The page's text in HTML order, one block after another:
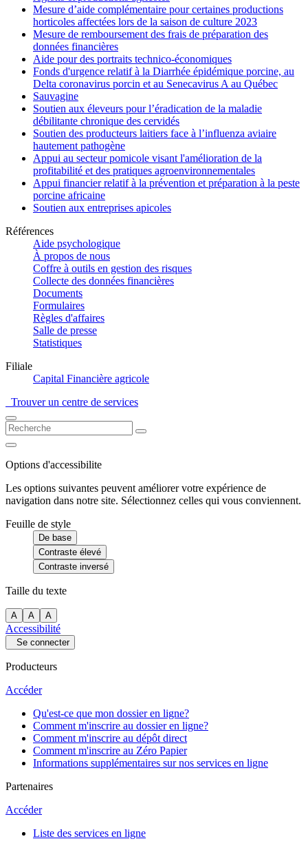
Mesure d’aide complémentaire pour certaines productions
horticoles affectées lors de la saison de culture 2023
Mesure de remboursement des frais de préparation des
données financières
Aide pour des portraits technico-économiques
Fonds d'urgence relatif à la Diarrhée épidémique porcine, au
Delta coronavirus porcin et au Senecavirus A au Québec
Sauvagine
Soutien aux éleveurs pour l’éradication de la maladie
débilitante chronique des cervidés
Soutien des producteurs laitiers face à l’influenza aviaire
hautement pathogène
Appui au secteur pomicole visant l'amélioration de la
profitabilité et des pratiques agroenvironnementales
Appui financier relatif à la prévention et préparation à la peste
porcine africaine
Soutien aux entreprises apicoles
Références
Aide psychologique
À propos de nous
Coffre à outils en gestion des risques
Collecte des données financières
Documents
Formulaires
Règles d'affaires
Salle de presse
Statistiques
Filiale
Capital Financière agricole
Trouver un centre de services
Options d'accessibilite
Les options suivantes peuvent améliorer votre expérience de
navigation dans notre site. Sélectionnez celles qui vous conviennent.
Feuille de style
De base
Contraste élevé
Contraste inversé
Taille du texte
A A A
Accessibilité
Se connecter
Producteurs
Accéder
Qu'est-ce que mon dossier en ligne?
Comment m'inscrire au dossier en ligne?
Comment m'inscrire au dépôt direct
Comment m'inscrire au Zéro Papier
Informations supplémentaires sur nos services en ligne
Partenaires
Accéder
Liste des services en ligne